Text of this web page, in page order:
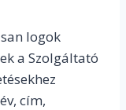
logok
a Szolgáltató
cím,